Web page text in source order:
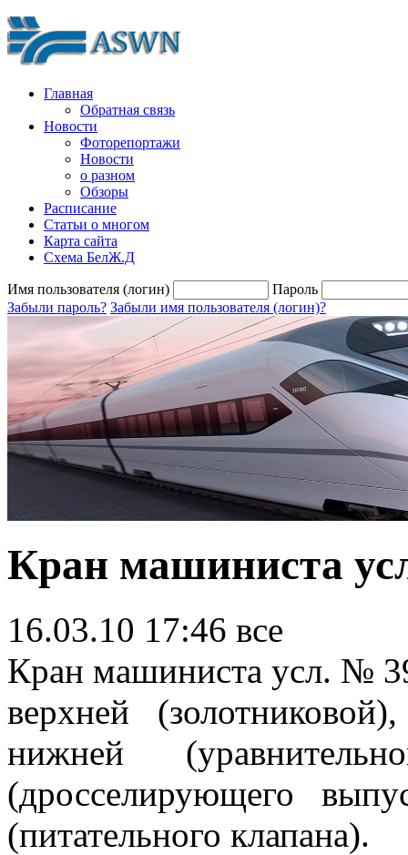
Главная
Обратная связь
Новости
Фоторепортажи
Новости
о разном
Обзоры
Расписание
Статьи о многом
Карта сайта
Схема БелЖ.Д
Имя пользователя (логин)
Пароль
Забыли пароль? Забыли имя пользователя (логин)?
Кран машиниста
16.03.10 17:46 все
Кран машиниста усл. №
верхней
нижней
(дросселирующего
(питательного клапана).